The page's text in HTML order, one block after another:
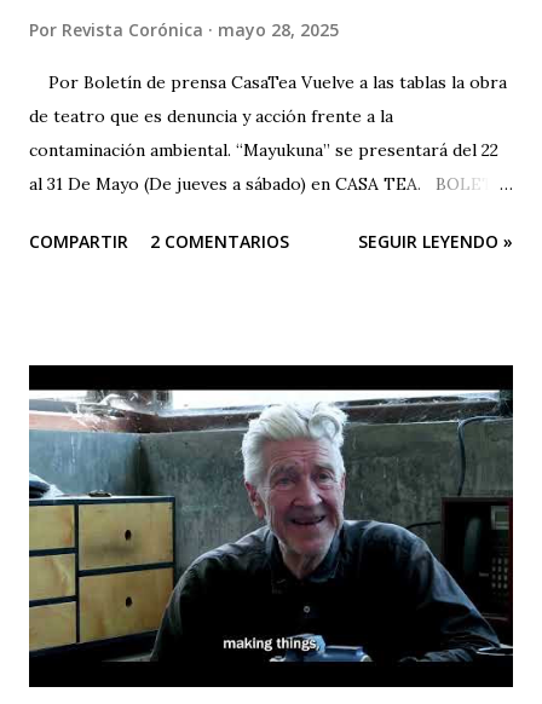
Por Revista Corónica mayo 28, 2025
Por Boletín de prensa CasaTea Vuelve a las tablas la obra
de teatro que es denuncia y acción frente a la
contaminación ambiental. “Mayukuna” se presentará del 22
al 31 De Mayo (De jueves a sábado) en CASA TEA. BOLETÍN
a un medio ambiente saludable.” El arte es una herramienta
“Mayukuna”; a través del cuerpo, la música, el canto, el
baile... podemos dar voz a las comunidades afectadas y
luchar por la protección de nuestros ríos. Las funciones
serán en CASA TEA del 22 al 31 de mayo (de jueves a sábado).
La contaminación del agua es uno de los principales
problemas que enfrentan las comunidades que viven cerca
de los ríos; pero no solo eso, la cantidad de químicos que
son usados en la minería están afectando la salud de todas ...
COMPARTIR 2 COMENTARIOS SEGUIR LEYENDO »